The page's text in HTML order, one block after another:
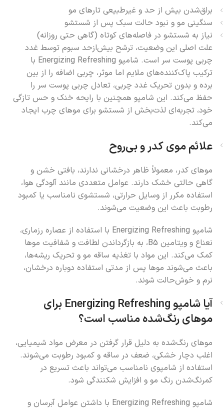
براق‌شدن بیش از حد و غیرطبیعی تارهای مو
سنگینی مو و نبود حالت سبک پس از شستشو
نیاز به شستشو در فاصله‌های کوتاه (گاهی حتی روزانه)
علت اصلی این وضعیت، ترشح بیش‌ازحد سبوم توسط غدد
چربی پوست سر است. شامپو Energizing Refreshing با
ترکیب پاک‌کننده‌های ملایم اما موثر، چربی اضافه را از بین
برده و بدون تحریک غدد چربی، تعادل چربی پوست سر را
حفظ می‌کند. این شامپو همچنین با رایحه خنک و حس تازگی
خود، تجربه‌ای لذت‌بخش از شستشو برای موهای چرب ایجاد
می‌کند.
علائم موی کدر و بی‌روح
موهای کدر، معمولاً ظاهر درخشانی ندارند، بافتی خشن و
گاهی حالتی خشک دارند. عوامل متعددی مانند آلودگی هوا،
استفاده مکرر از وسایل حرارتی، شستشوی نامناسب یا کمبود
رطوبت باعث این وضعیت می‌شوند.
شامپو Energizing Refreshing با استفاده از عصاره رزماری،
نعناع و ویتامین B5، به بازگرداندن لطافت و شفافیت موها
کمک می‌کند. این مواد با تغذیه ساقه مو و تحریک ریشه‌ها،
باعث می‌شوند موها پس از مدتی استفاده دوباره درخشان،
نرم و خوش‌حالت شوند.
آیا شامپو Energizing Refreshing برای
موهای رنگ‌شده مناسب است؟
موهای رنگ‌شده به دلیل قرار گرفتن در معرض مواد شیمیایی،
اغلب دچار خشکی، ضعف در ساقه و کمبود رطوبت می‌شوند.
استفاده از شامپوی نامناسب می‌تواند باعث تسریع در
کمرنگ‌شدن رنگ مو و افزایش شکنندگی شود.
شامپو Energizing Refreshing با داشتن عوامل آبرسان و